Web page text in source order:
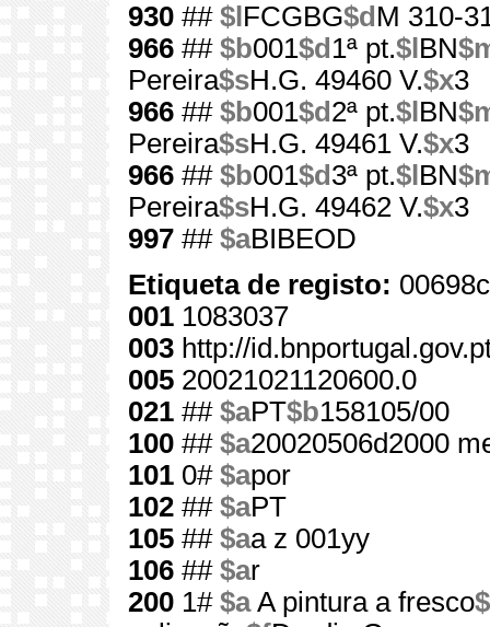
930 ## $l FCGBG$d M 310-
966 ## $b001$d 1ª pt.$l BN
Pereira$sH.G. 49460 V.$x3
966 ## $b001$d 2ª pt.$l BN
Pereira$sH.G. 49461 V.$x3
966 ## $b001$d 3ª pt.$l BN
Pereira$sH.G. 49462 V.$x3
997 ## $aBIBEOD
Etiqueta de registo:
001 1083037
003 http://
005 20021021120600.0
021 ## $aPT$b158105/00
100 ## $a20020506d2000
101 0# $apor
102 ## $aPT
105 ## $aa z 001yy
106 ## $ar
200 1# $aA pintura a fresco